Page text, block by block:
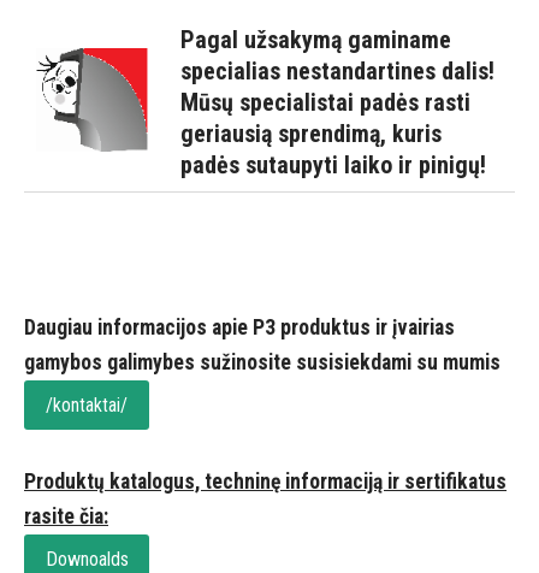
Pagal užsakymą gaminame
specialias nestandartines dalis!
Mūsų specialistai padės rasti
geriausią sprendimą, kuris
padės sutaupyti laiko ir pinigų!
Daugiau informacijos apie P3 produktus ir įvairias
gamybos galimybes sužinosite susisiekdami su mumis
/kontaktai/
Produktų katalogus, techninę informaciją ir sertifikatus
rasite čia:
Downoalds